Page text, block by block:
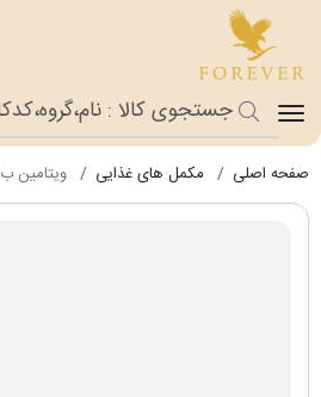
صفحه اصلی مکمل های غذایی ویتامین ب۱۲ پلاس - مکمل فولیک اسید